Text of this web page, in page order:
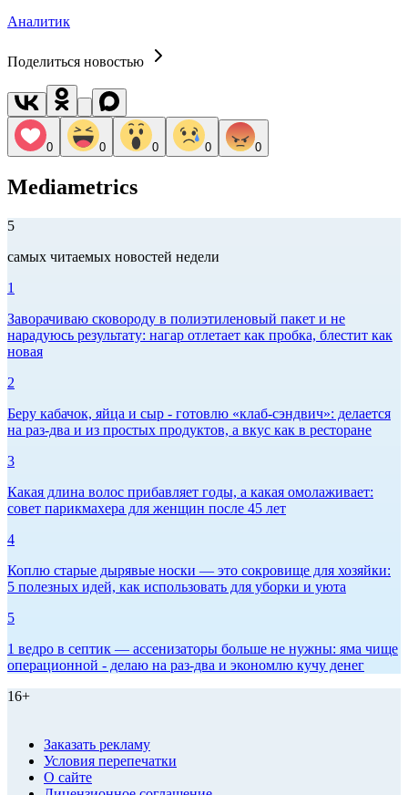
Аналитик
Поделиться новостью
0 0 0 0 0
Mediametrics
5
самых читаемых новостей недели
1
Заворачиваю сковороду в полиэтиленовый пакет и не
нарадуюсь результату: нагар отлетает как пробка, блестит как
новая
2
Беру кабачок, яйца и сыр - готовлю «клаб-сэндвич»: делается
на раз-два и из простых продуктов, а вкус как в ресторане
3
Какая длина волос прибавляет годы, а какая омолаживает:
совет парикмахера для женщин после 45 лет
4
Коплю старые дырявые носки — это сокровище для хозяйки:
5 полезных идей, как использовать для уборки и уюта
5
1 ведро в септик — ассенизаторы больше не нужны: яма чище
операционной - делаю на раз-два и экономлю кучу денег
16+
Заказать рекламу
Условия перепечатки
О сайте